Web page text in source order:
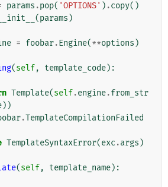
params .pop( 'OPTIONS' ) .copy()
__init__ (params )
= foobar.Engine(**options )
(self, template_code):
Template(self.engine.from_str
))
.TemplateCompilationFailed
TemplateSyntaxError(exc .args )
(self, template_name):